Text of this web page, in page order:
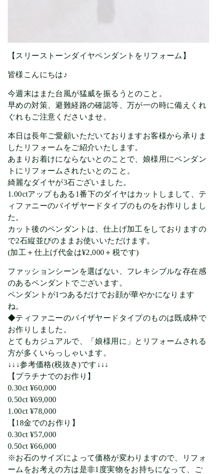
【スリーストーンダイヤペンダントをリフォーム】
皆様こんにちは♪
今週末はまた台風が猛威を振るうとのこと。
早めの対策、避難経路の確認等、万が一の時に備えくれ
ぐれもご注意くださいませ。
本日は長年ご愛顧いただいておりますお客様から承りま
したリフォームをご紹介いたします。
あまりお着けにならないとのことで、娘様用にペンダン
トにリフォームされたいとのこと。
綺麗なダイヤが3石ございました。
1.00ctアップもある1番下のダイヤはカットしまして、テ
ィファニーのバイザヤードタイプのものをお作りしまし
た。
カット後のペンダントは、仕上げ加工をしておりますの
で2石縦並びのままお使いいただけます。
(加工＋仕上げ代金は¥2,000＋税です)
ファッションシーンを選ばない、フレキシブルな存在感
のあるペンダントでございます。
ペンダントが1つあるだけでお顔が華やかになります
ね。
◆ティファニーのバイザヤードタイプのものは既成枠で
お作りしました。
とてもカジュアルで、「娘様用に」とリフォームされる
方が多くいらっしゃいます。
↓↓↓参考価格(税抜き)です↓↓↓
【プラチナでのお作り】
0.30ct ¥60,000
0.50ct ¥69,000
1.00ct ¥78,000
【18金でのお作り】
0.30ct ¥57,000
0.50ct ¥66,000
※お石のサイズによって価格が変わりますので、リフォ
ームをお考えの方は是非1度実物をお持ちになって、ご